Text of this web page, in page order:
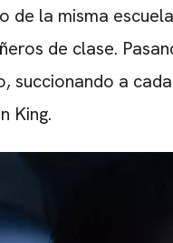
de la misma
de clase.
succionando a
King.